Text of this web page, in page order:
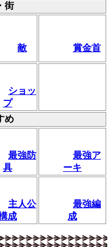
街
敵 賞金首
ショッ
プ
め
最強防
具
最強ア
ーキ
主人公
成
最強編
成